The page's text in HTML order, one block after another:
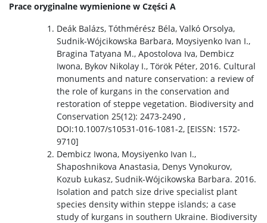
mgr Anita Murawska
mgr Igor Okraska
mgr Aidyn Orazov
mgr Małgorzata Sandzewicz
Mgr Katarzyna Topolska
mgr Robin Crucitti-Thoo
Prace oryginalne wymienione w Części A
Deák Balázs, Tóthmérész Béla, Valkó Orsolya,
Sudnik-Wójcikowska Barbara, Moysiyenko Ivan I.,
Bragina Tatyana M., Apostolova Iva, Dembicz
Iwona, Bykov Nikolay I., Török Péter, 2016. Cultural
monuments and nature conservation: a review of
the role of kurgans in the conservation and
restoration of steppe vegetation. Biodiversity and
Conservation 25(12): 2473-2490 ,
DOI:10.1007/s10531-016-1081-2, [EISSN: 1572-
9710]
Dembicz Iwona, Moysiyenko Ivan I.,
Shaposhnikova Anastasia, Denys Vynokurov,
Kozub Łukasz, Sudnik-Wójcikowska Barbara. 2016.
Isolation and patch size drive specialist plant
species density within steppe islands; a case
study of kurgans in southern Ukraine. Biodiversity